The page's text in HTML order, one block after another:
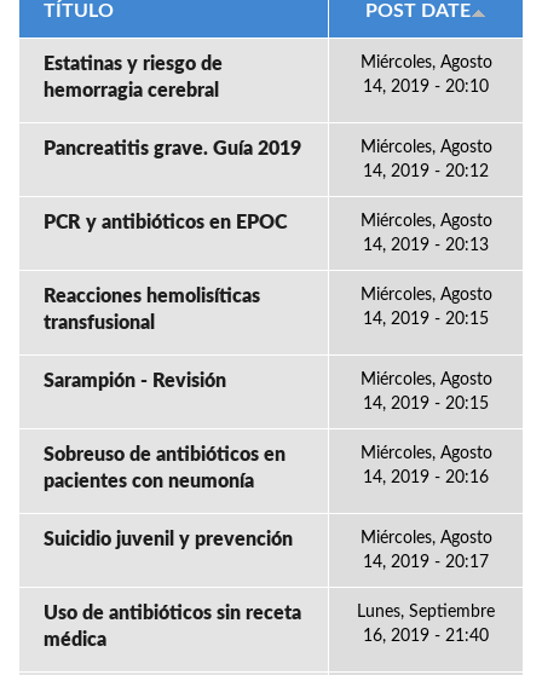
TÍTULO POST DATE
Estatinas y riesgo de
hemorragia cerebral
Miércoles, Agosto
14, 2019 - 20:10
Pancreatitis grave. Guía 2019
Miércoles, Agosto
14, 2019 - 20:12
PCR y antibióticos en EPOC
Miércoles, Agosto
14, 2019 - 20:13
Reacciones hemolisíticas
transfusional
Miércoles, Agosto
14, 2019 - 20:15
Sarampión - Revisión
Miércoles, Agosto
14, 2019 - 20:15
Sobreuso de antibióticos en
pacientes con neumonía
Miércoles, Agosto
14, 2019 - 20:16
Suicidio juvenil y prevención
Miércoles, Agosto
14, 2019 - 20:17
Uso de antibióticos sin receta
médica
Lunes, Septiembre
16, 2019 - 21:40